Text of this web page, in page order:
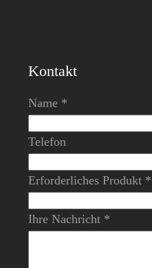
Kontakt
Name *
Telefon
Erforderliches Produkt *
Ihre Nachricht *